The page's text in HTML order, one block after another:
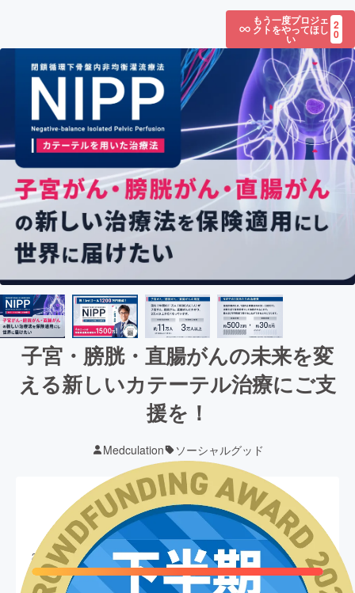
もう一度プロジェ
クトをやってほし
い
2
0
子宮・膀胱・直腸がんの未来を変
える新しいカテーテル治療にご支
援を！
Medculation ソーシャルグッド
現在の支援総額
14,635,500円
292%達成 終了
目標金額5,000,000 支援者数 1,129 人